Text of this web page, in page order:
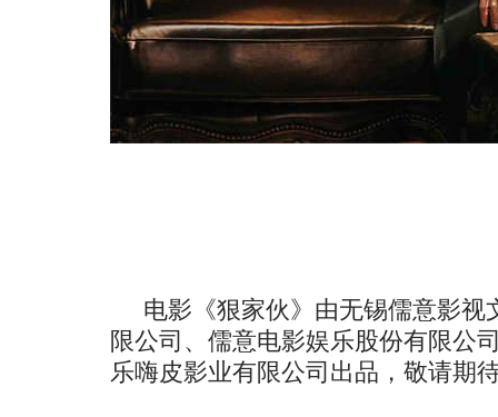
电影《狠家伙》由无锡儒意影视
限公司 、 儒意电影娱乐股份有限公
乐嗨皮影业有限公司 出品，敬请期